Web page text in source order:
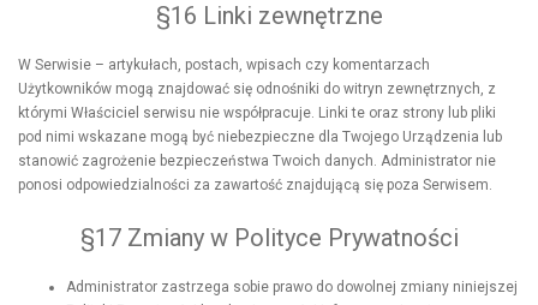
§16 Linki zewnętrzne
W Serwisie – artykułach, postach, wpisach czy komentarzach
Użytkowników mogą znajdować się odnośniki do witryn zewnętrznych, z
którymi Właściciel serwisu nie współpracuje. Linki te oraz strony lub pliki
pod nimi wskazane mogą być niebezpieczne dla Twojego Urządzenia lub
stanowić zagrożenie bezpieczeństwa Twoich danych. Administrator nie
ponosi odpowiedzialności za zawartość znajdującą się poza Serwisem.
§17 Zmiany w Polityce Prywatności
Administrator zastrzega sobie prawo do dowolnej zmiany niniejszej